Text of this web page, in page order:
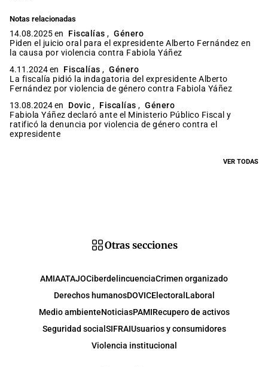
Notas relacionadas
14.08.2025 en Fiscalías , Género
Piden el juicio oral para el expresidente Alberto Fernández en
la causa por violencia contra Fabiola Yáñez
4.11.2024 en
Fiscalías , Género
La fiscalía pidió la indagatoria del expresidente Alberto
Fernández por violencia de género contra Fabiola Yáñez
13.08.2024 en
Dovic , Fiscalías , Género
Fabiola Yáñez declaró ante el Ministerio Público Fiscal y
ratificó la denuncia por violencia de género contra el
expresidente
VER TODAS
Otras secciones
AMIAATAJOCiberdelincuenciaCrimen organizado
Derechos humanosDOVICElectoral Laboral
Medio ambienteNoticiasPAMIRecupero de activos
Seguridad social SIFRAIUsuarios y consumidores
Violencia institucional